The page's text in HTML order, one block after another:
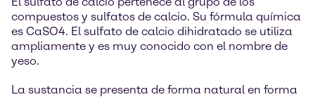
compuestos y sulfatos de calcio. Su fórmula química
es CaSO4. El sulfato de calcio dihidratado se utiliza
ampliamente y es muy conocido con el nombre de
yeso.
La sustancia se presenta de forma natural en forma